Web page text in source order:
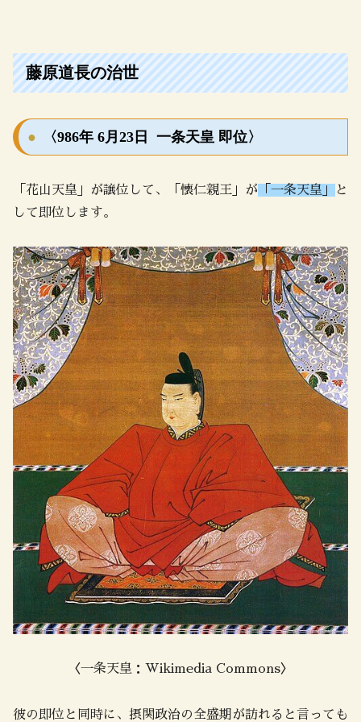
藤原道長の治世
〈986年 6月23日 一条天皇 即位〉
「花山天皇」が譲位して、「懐仁親王」が 「一条天皇」
と
して即位します。
〈一条天皇：Wikimedia Commons〉
彼の即位と同時に、摂関政治の全盛期が訪れると言っても